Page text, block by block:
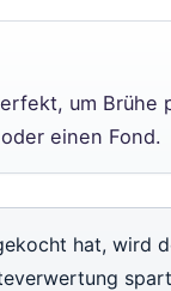
um
einen Fond.
hat, wird